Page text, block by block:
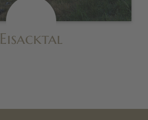
Eisacktal